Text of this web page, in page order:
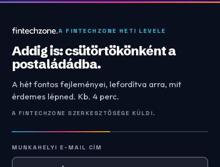
A FINTECHZONE HETI LEVELE
Addig is: csütörtökönként a
postaládádba.
A hét fontos fejleményei, lefordítva arra, mit
érdemes lépned. Kb. 4 perc.
A FINTECHZONE SZERKESZTŐSÉGE KÜLDI.
MUNKAHELYI E-MAIL CÍM